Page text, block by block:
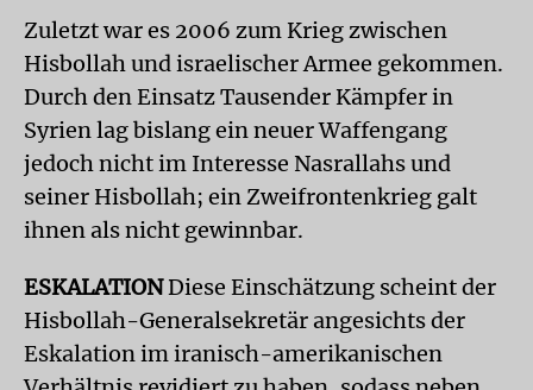
Zuletzt war es 2006 zum Krieg zwischen
Hisbollah und israelischer Armee gekommen.
Durch den Einsatz Tausender Kämpfer in
Syrien lag bislang ein neuer Waffengang
jedoch nicht im Interesse Nasrallahs und
seiner Hisbollah; ein Zweifrontenkrieg galt
ihnen als nicht gewinnbar.
ESKALATIONDiese Einschätzung scheint der
Hisbollah-Generalsekretär angesichts der
Eskalation im iranisch-amerikanischen